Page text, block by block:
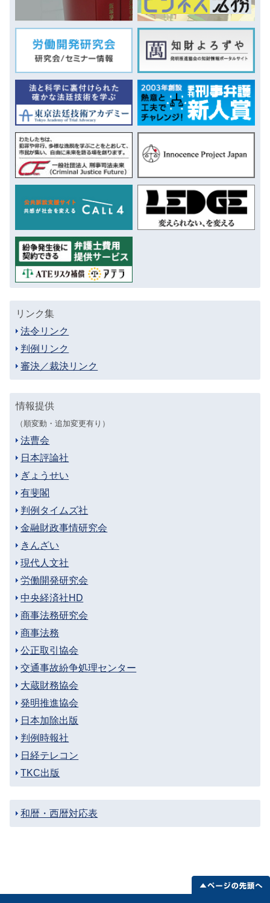
リンク集
法令リンク
判例リンク
審決／裁決リンク
情報提供
（順変動・追加変更有り）
法曹会
日本評論社
ぎょうせい
有斐閣
判例タイムズ社
金融財政事情研究会
きんざい
現代人文社
労働開発研究会
中央経済社HD
商事法務研究会
商事法務
公正取引協会
交通事故紛争処理センター
大蔵財務協会
発明推進協会
日本加除出版
判例時報社
日経テレコン
TKC出版
和暦・西暦対応表